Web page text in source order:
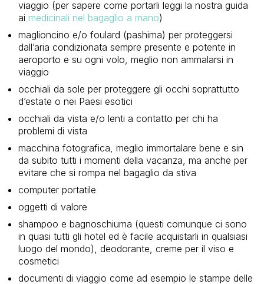
viaggio (per sapere come portarli leggi la nostra guida
ai medicinali nel bagaglio a mano)
maglioncino e/o foulard (pashima) per proteggersi
dall’aria condizionata sempre presente e potente in
aeroporto e su ogni volo, meglio non ammalarsi in
viaggio
occhiali da sole per proteggere gli occhi soprattutto
d’estate o nei Paesi esotici
occhiali da vista e/o lenti a contatto per chi ha
problemi di vista
macchina fotografica, meglio immortalare bene e sin
da subito tutti i momenti della vacanza, ma anche per
evitare che si rompa nel bagaglio da stiva
computer portatile
oggetti di valore
shampoo e bagnoschiuma (questi comunque ci sono
in quasi tutti gli hotel ed è facile acquistarli in qualsiasi
luogo del mondo), deodorante, creme per il viso e
cosmetici
documenti di viaggio come ad esempio le stampe delle